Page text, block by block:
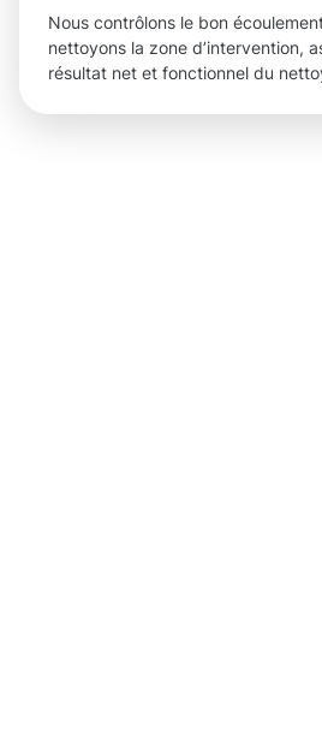
Nous contrôlons le bon
nettoyons la zone d’intervention,
résultat net et fonctionnel du